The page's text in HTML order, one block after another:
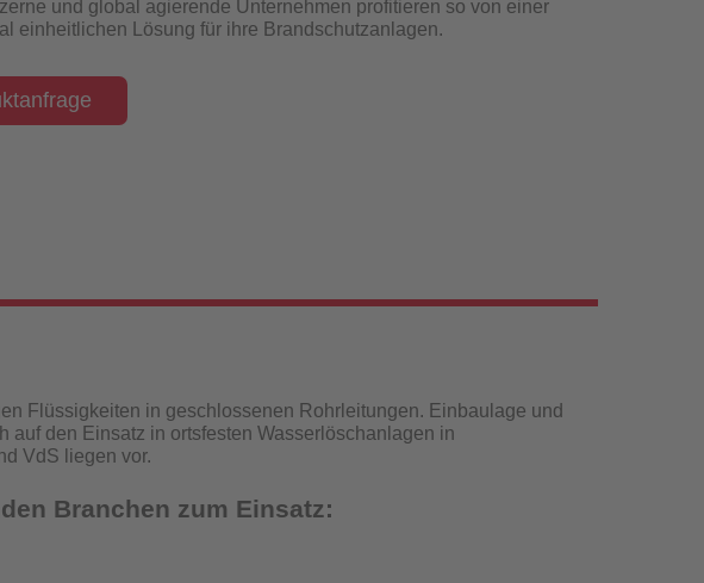
und global agierende Unternehmen profitieren so von einer
einheitlichen Lösung für ihre Brandschutzanlagen.
Flüssigkeiten in geschlossenen Rohrleitungen. Einbaulage und
den Einsatz in ortsfesten Wasserlöschanlagen in
VdS liegen vor.
Branchen zum Einsatz: